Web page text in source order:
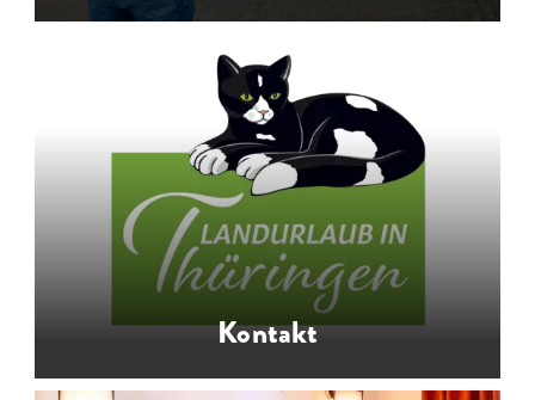
Kontakt
Bauern- und Landurlaub in
Thüringen in Szene gesetzt:
Imagefilme mit vielfältigen
Urlaubserlebnissen auf dem Land -
anschauen und eintauchen
…